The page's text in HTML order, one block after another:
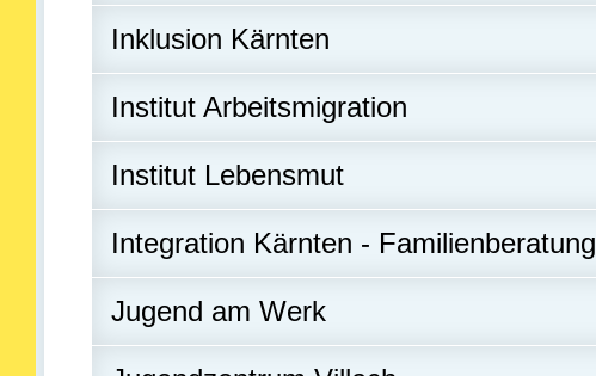
Inklusion Kärnten
Institut Arbeitsmigration
Institut Lebensmut
Integration Kärnten - Familienberatung
Jugend am Werk